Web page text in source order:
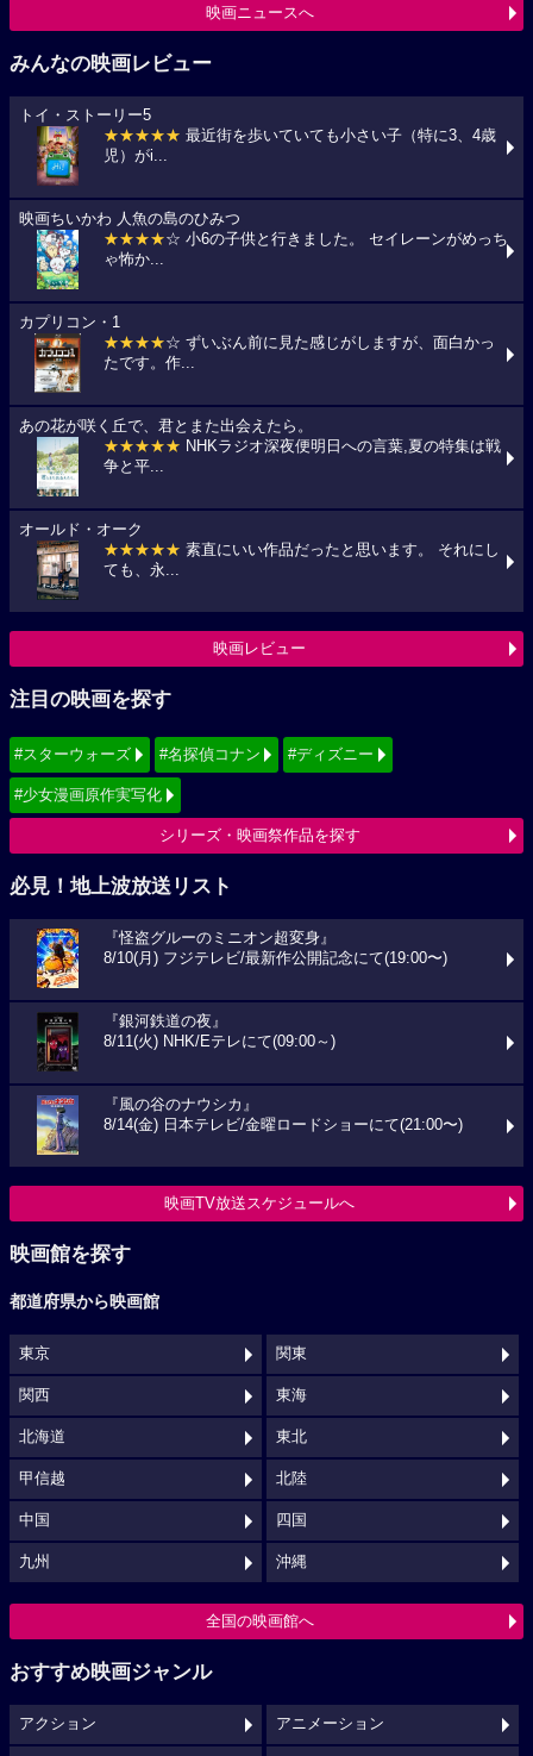
映画ニュースへ
みんなの映画レビュー
トイ・ストーリー5
★★★★★ 最近街を歩いていても小さい子（特に3、4歳
児）がi...
映画ちいかわ 人魚の島のひみつ
★★★★☆ 小6の子供と行きました。 セイレーンがめっち
ゃ怖か...
カプリコン・1
★★★★☆ ずいぶん前に見た感じがしますが、面白かっ
たです。作...
あの花が咲く丘で、君とまた出会えたら。
★★★★★ NHKラジオ深夜便明日への言葉,夏の特集は戦
争と平...
オールド・オーク
★★★★★ 素直にいい作品だったと思います。 それにし
ても、永...
映画レビュー
注目の映画を探す
#スターウォーズ #名探偵コナン #ディズニー
#少女漫画原作実写化
シリーズ・映画祭作品を探す
必見！地上波放送リスト
『怪盗グルーのミニオン超変身』
8/10(月) フジテレビ/最新作公開記念にて(19:00〜)
『銀河鉄道の夜』
8/11(火) NHK/Eテレにて(09:00～)
『風の谷のナウシカ』
8/14(金) 日本テレビ/金曜ロードショーにて(21:00〜)
映画TV放送スケジュールへ
映画館を探す
都道府県から映画館
東京 関東
関西 東海
北海道 東北
甲信越 北陸
中国 四国
九州 沖縄
全国の映画館へ
おすすめ映画ジャンル
アクション アニメーション